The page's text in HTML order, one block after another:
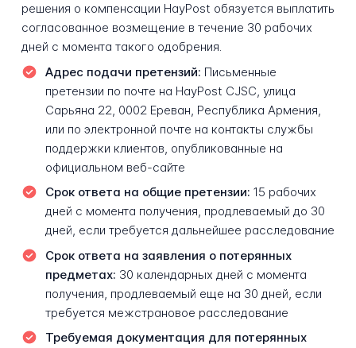
решения о компенсации HayPost обязуется выплатить
согласованное возмещение в течение 30 рабочих
дней с момента такого одобрения.
Адрес подачи претензий: Письменные
претензии по почте на HayPost CJSC, улица
Сарьяна 22, 0002 Ереван, Республика Армения,
или по электронной почте на контакты службы
поддержки клиентов, опубликованные на
официальном веб-сайте
Срок ответа на общие претензии: 15 рабочих
дней с момента получения, продлеваемый до 30
дней, если требуется дальнейшее расследование
Срок ответа на заявления о потерянных
предметах: 30 календарных дней с момента
получения, продлеваемый еще на 30 дней, если
требуется межстрановое расследование
Требуемая документация для потерянных